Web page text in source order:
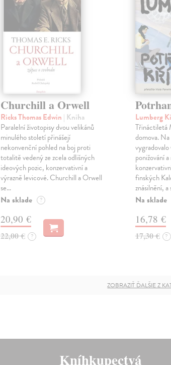
Churchill a Orwell
Ricks Thomas Edwin | Kniha
Paralelní životopisy dvou velikánů
minulého století přinášejí
nekonvenční pohled na boj proti
totalitě vedený ze zcela odlišných
ideových pozic, konzervativní a
výrazně levicové. Churchill a Orwell
se…
Na sklade ?
20,90 €
22,00 € ?
Lumberg
Třináctiletá
domova.
ponižování
finských
znásilnění,
Na sklade
16,78 €
17,30 € ?
ZOBRAZIŤ ĎALŠIE Z
Kníhkupectvá